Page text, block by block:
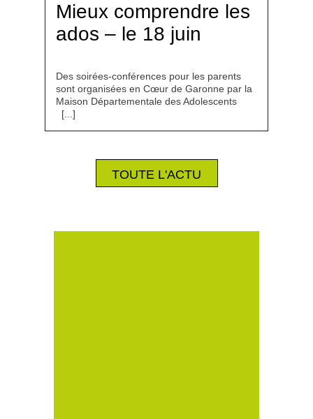
Mieux comprendre les
ados – le 18 juin
Des soirées-conférences pour les parents
sont organisées en Cœur de Garonne par la
Maison Départementale des Adolescents
[...]
TOUTE L'ACTU